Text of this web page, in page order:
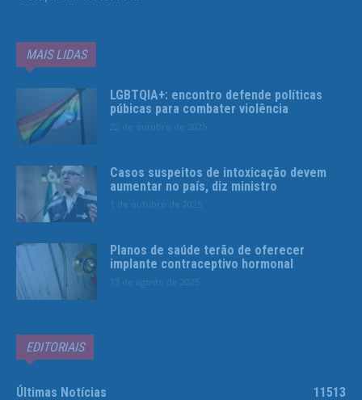
MAIS LIDAS
LGBTQIA+: encontro defende políticas
púbicas para combater violência
22 de outubro de 2025
Casos suspeitos de intoxicação devem
aumentar no país, diz ministro
1 de outubro de 2025
Planos de saúde terão de oferecer
implante contraceptivo hormonal
13 de agosto de 2025
EDITORIAIS
Últimas Notícias 11513